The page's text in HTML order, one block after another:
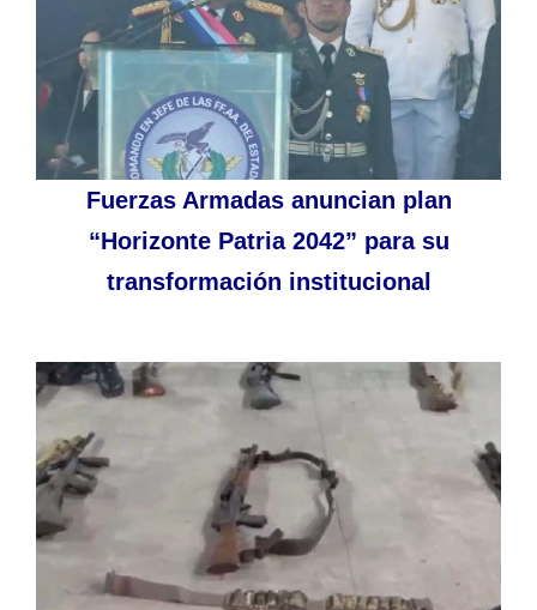
Fuerzas Armadas anuncian plan
“Horizonte Patria 2042” para su
transformación institucional